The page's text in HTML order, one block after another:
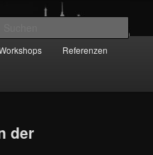
Referenzen
der